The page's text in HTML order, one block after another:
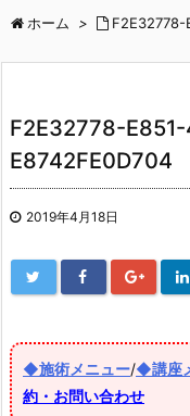
ホーム > F2E32778-
F2E32778-
E8742FE0D704
2019年4月18日
◆施術メニュー/◆講座
約・お問い合わせ